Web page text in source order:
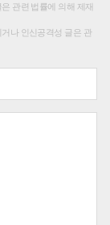
관련 법률에 의해 제재
나 인신공격성 글은 관